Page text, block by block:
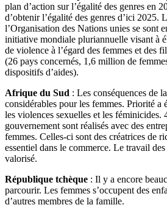
plan d’action sur l’égalité des genres en
d’obtenir l’égalité des genres d’ici 2025.
l’Organisation des Nations unies se sont
initiative mondiale pluriannuelle visant à
de violence à l’égard des femmes et des
(26 pays concernés, 1,6 million de
dispositifs d’aides).
Afrique du Sud : Les conséquences de
considérables pour les femmes. Priorité a
les violences sexuelles et les féminicides.
gouvernement sont réalisés avec des
femmes. Celles-ci sont des créatrices de
essentiel dans le commerce. Le travail
valorisé.
République tchèque : Il y a encore
parcourir. Les femmes s’occupent des
d’autres membres de la famille.